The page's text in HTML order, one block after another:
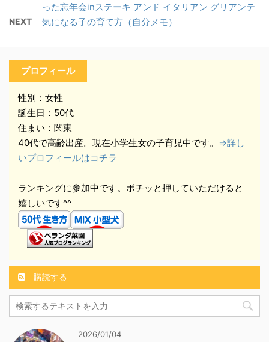
った忘年会inステーキ アンド イタリアン グリアンテ
NEXT 気になる子の育て方（自分メモ）
プロフィール
性別：女性
誕生日：50代
住まい：関東
40代で高齢出産。現在小学生女の子育児中です。 ⇒詳し
いプロフィールはコチラ
ランキングに参加中です。ポチッと押していただけると
嬉しいです^^
購読する
2026/01/04